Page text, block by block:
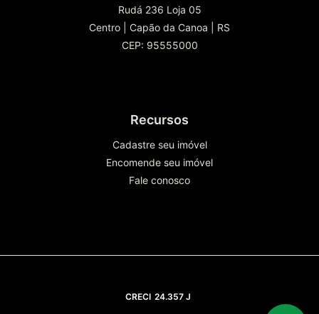
Rudá 236 Loja 05
Centro
Capão da Canoa
RS
CEP: 95555000
Recursos
Cadastre seu imóvel
Encomende seu imóvel
Fale conosco
CRECI 24.357 J